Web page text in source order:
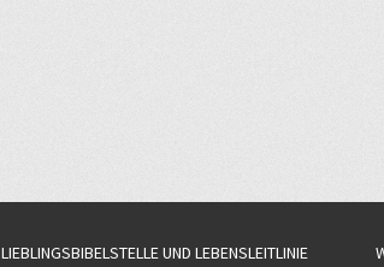
LIEBLINGSBIBELSTELLE UND LEBENSLEITLINIE